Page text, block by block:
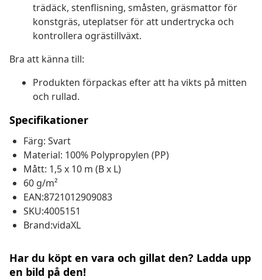
trädäck, stenflisning, småsten, gräsmattor för
konstgräs, uteplatser för att undertrycka och
kontrollera ogrästillväxt.
Bra att känna till:
Produkten förpackas efter att ha vikts på mitten
och rullad.
Specifikationer
Färg: Svart
Material: 100% Polypropylen (PP)
Mått: 1,5 x 10 m (B x L)
60 g/m²
EAN:8721012909083
SKU:4005151
Brand:vidaXL
Har du köpt en vara och gillat den? Ladda upp
en bild på den!